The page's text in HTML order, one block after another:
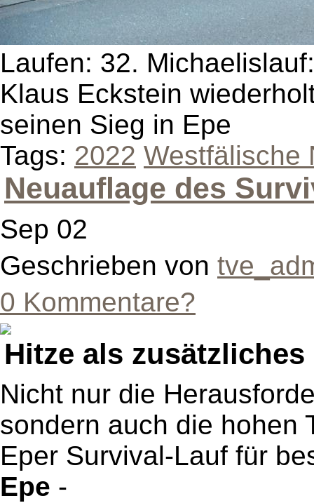
Laufen: 32. Michaelislauf:
Klaus Eckstein
seinen Sieg in Epe
Tags: 2022 Westfälische
Neuauflage des
Sep 02
Geschrieben von
0 Kommentare?
Hitze als
Nicht nur die
sondern auch die hohen
Eper Survival-Lauf für
Epe -